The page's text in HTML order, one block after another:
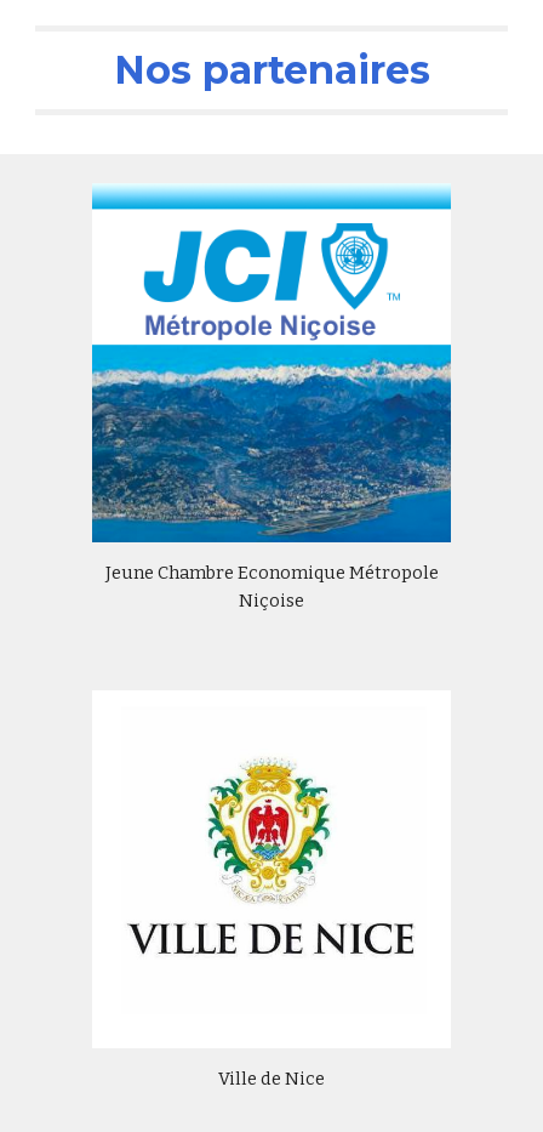
Nos partenaires
Jeune Chambre Economique Métropole
Niçoise
Ville de Nice